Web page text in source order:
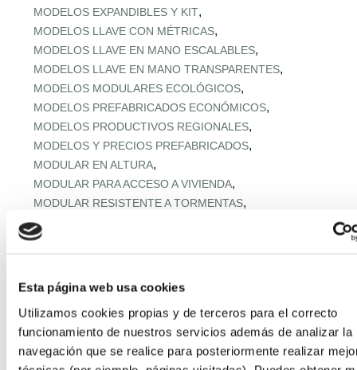
Esta página web usa cookies
Utilizamos cookies propias y de terceros para el correcto
funcionamiento de nuestros servicios además de analizar la
navegación que se realice para posteriormente realizar
MODELOS EXPANDIBLES Y KIT,
MODELOS LLAVE CON MÉTRICAS,
MODELOS LLAVE EN MANO ESCALABLES,
MODELOS LLAVE EN MANO TRANSPARENTES,
MODELOS MODULARES ECOLÓGICOS,
MODELOS PREFABRICADOS ECONÓMICOS,
MODELOS PRODUCTIVOS REGIONALES,
MODELOS Y PRECIOS PREFABRICADOS,
MODULAR EN ALTURA,
MODULAR PARA ACCESO A VIVIENDA,
MODULAR RESISTENTE A TORMENTAS,
MODULAR RURAL ASEQUIBLE
MONTAJE EXPRÉS Y MICROPLAZOS
NORMATIVA URBANA Y SUELO
OFERTA RETAIL Y LLAVE EN MANO
,OFF‑SITE VIVIENDA ASEQUIBLE,
OFF‑SITE Y FÁBRICAS MODULARES
OPTIMIZACIÓN IA CADENA,